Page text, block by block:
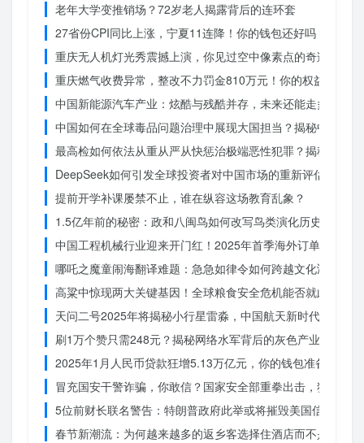
老年大学变推销场？72岁老人揭露背后的连环套
27省份CPI同比上涨，宁夏11连降！你的钱包还好吗？
重庆无人机灯光秀震撼上演，你见过空中像素点的奇迹吗？
重庆燃气收费异常，整改不力罚金810万元！你的权益被侵犯
中国新能源汽车产业：炫酷与残酷并存，未来还能走多远？
中国如何在全球毒品问题治理中展现大国担当？揭秘中国方
最高检如何依法从重从严从快惩治极端恶性犯罪？揭秘重大
DeepSeek如何引发全球投资者对中国市场的重新评估？
提前开学补课屡禁不止，谁在纵容这场教育乱象？
1.5亿年前的秘密：政和八闽鸟如何改写鸟类演化历史？
中国工程机械行业迎来开门红！2025年首季海外订单激增，
哪吒之魔童闹海翻译难题：急急如律令如何跨越文化鸿沟？
高粱中惊现两大关键基因！全球粮食安全危机能否就此终结？
天问二号2025年将揭秘小行星雷淼，中国航天新时代即将开
刷1万个赞只需248元？揭秘网络水军背后的灰色产业链
2025年1月人民币贷款狂增5.13万亿元，你的钱包准备好了吗
冒充国安干警诈骗，你敢信？国家安全部重拳出击，犯罪团
5位前财长联名警告：特朗普政府此举或将摧毁美国信誉？
春节新潮流：为何越来越多的返乡客选择住酒店而不是家里？